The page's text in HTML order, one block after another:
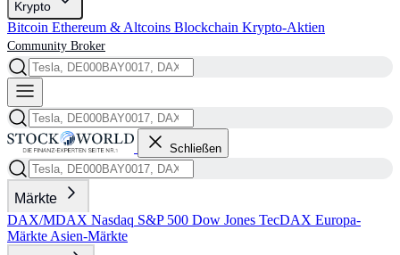
Krypto
Bitcoin Ethereum & Altcoins Blockchain Krypto-Aktien
Community Broker
Schließen
Märkte
DAX/MDAX Nasdaq S&P 500 Dow Jones TecDAX Europa-
Märkte Asien-Märkte